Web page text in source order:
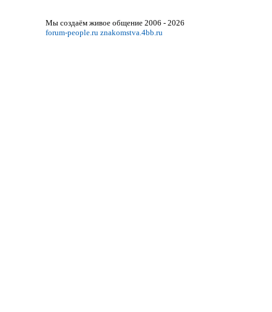
Мы создаём живое общение 2006 - 2026
forum-people.ru znakomstva.4bb.ru